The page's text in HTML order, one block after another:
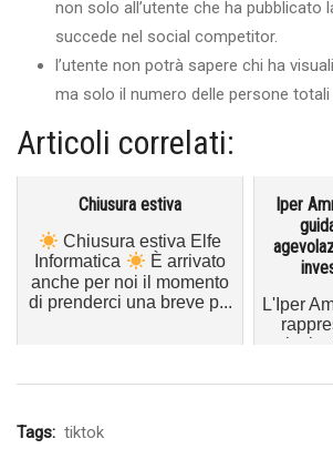
non solo all’utente che ha pubblicato
succede nel social competitor.
l’utente non potrà sapere chi ha
ma solo il numero delle persone totali
Articoli correlati:
Chiusura estiva
Chiusura estiva Elfe
Informatica
È arrivato
anche per noi il momento
di prenderci una breve p...
Iper
L'Iper
Tags: tiktok